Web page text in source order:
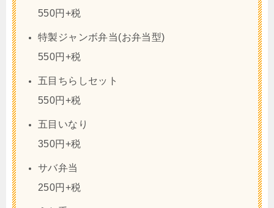
550円+税
特製ジャンボ弁当(お弁当型)
550円+税
五目ちらしセット
550円+税
五目いなり
350円+税
サバ弁当
250円+税